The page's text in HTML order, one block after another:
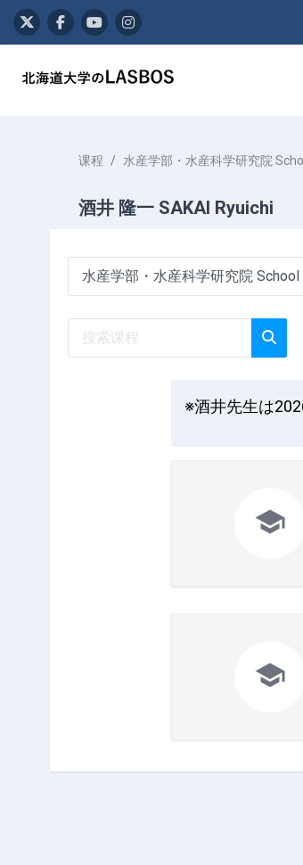
课程 水産学部・水産科学研究院
酒井 隆一 SAKAI Ryuichi
课程类别
搜索
※酒井先生は

